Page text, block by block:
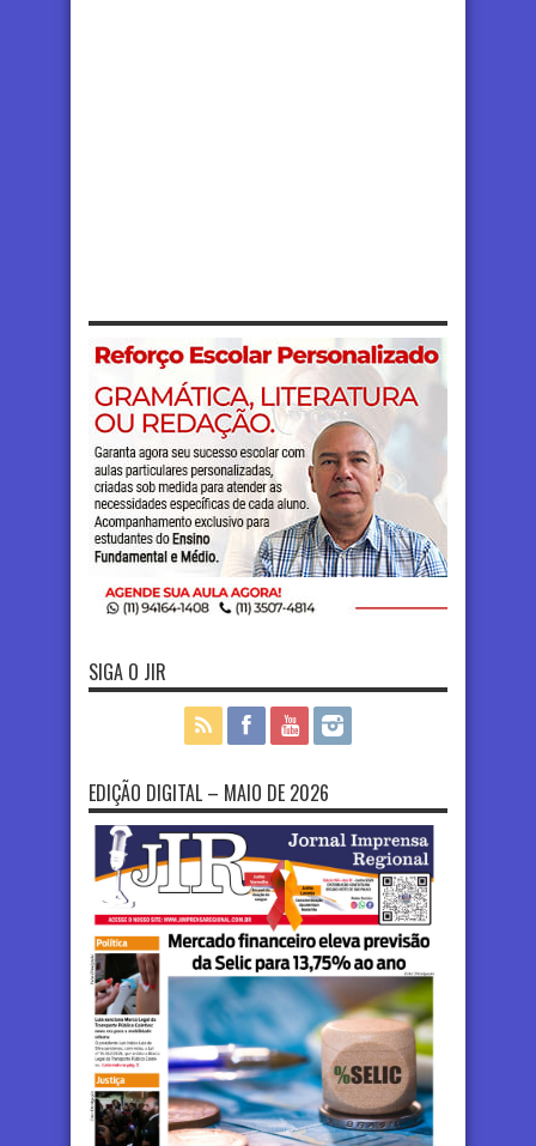
SIGA O JIR
EDIÇÃO DIGITAL – MAIO DE 2026